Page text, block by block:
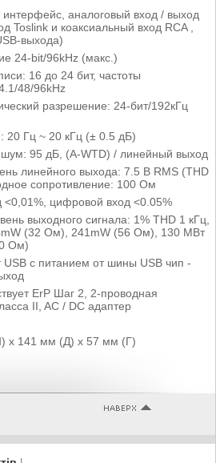
аналоговый вход / выход
Toslink и коаксиальный вход RCA ,
выхода)
24-bit/96kHz (макс.)
16 до 24 бит, частоты
48/96kHz
разрешение: 24-бит/192кГц
20 Гц ~ 20 кГц (± 0.5 дБ)
95 дБ, (A-WTD) / линейный выход
линейного выхода: 7.5 В RMS (THD
сопротивление: 100 Ом
<0,01%, цифровой вход <0.05%
выходного сигнала: 1% THD 1 кГц,
(32 Ом), 241mW (56 Ом), 130 МВт
Ом)
USB с питанием от шины USB чип -
ErP Шаг 2, 2-проводная
II, AC / DC адаптер
х 141 мм (Д) х 57 мм (Г)